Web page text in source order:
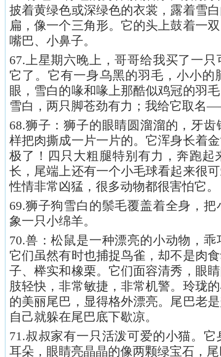
披着黄绿色或深绿色的衣裳，露着雪
扁，像一个三角形。它的头上鼓着一
嘴巴、小鼻子。
67.上星期六晚上，哥哥给我买了一
它了。它有一身乌黑的羽毛，小小的
眼，雪白的喙和喙上那酷似鸡冠的羽
雪白，两只脚苍劲有力；我给它取名
68.狮子：狮子的眼睛圆溜溜的，牙
样把肉撕成一片一片的。它浑身长着
极了！四只大粗腿特别有力，奔跑起
长，尾端上还有一个小毛球看起来很
性情非常凶猛，很多动物都很害怕它。
69.狮子狗雪白的鬃毛覆盖着全身，
象一只小绵羊。
70.兽：松鼠是一种漂亮的小动物，
它们虽然有时也捕捉鸟雀，却不是肉
子、榉实和橡栗。它们面容清秀，眼
肢轻快，非常敏捷，非常机警。玲珑
的美丽尾巴，显得格外漂亮。尾巴老
自己就躲在尾巴底下歇凉。
71.叔叔家有一只活泼可爱的小猫。
耳朵，眼睛亮晶晶的像两颗绿宝石，